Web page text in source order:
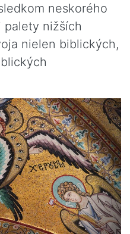
neskorého
palety nižších
nielen biblických,